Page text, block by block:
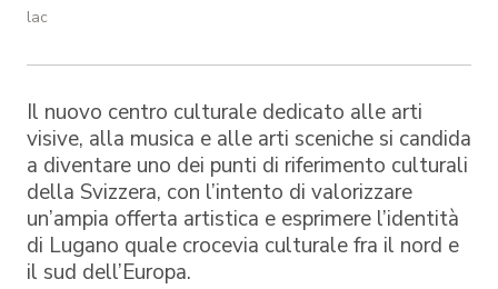
lac
Il nuovo centro culturale dedicato alle arti
visive, alla musica e alle arti sceniche si candida
a diventare uno dei punti di riferimento culturali
della Svizzera, con l’intento di valorizzare
un’ampia offerta artistica e esprimere l’identità
di Lugano quale crocevia culturale fra il nord e
il sud dell’Europa.